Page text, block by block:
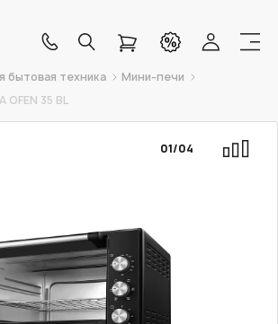
бытовая техника
Мини-печи
OFEN 35 BL
01/04